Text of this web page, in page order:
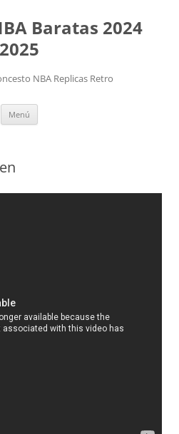
Baratas 2024
2025
NBA Replicas Retro
Menú